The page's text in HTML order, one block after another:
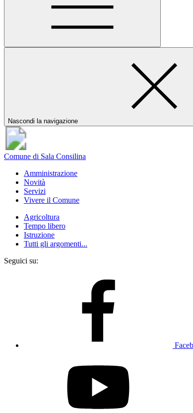
Nascondi la navigazione
Comune di Sala Consilina
Amministrazione
Novità
Servizi
Vivere il Comune
Agricoltura
Tempo libero
Istruzione
Tutti gli argomenti...
Seguici su: